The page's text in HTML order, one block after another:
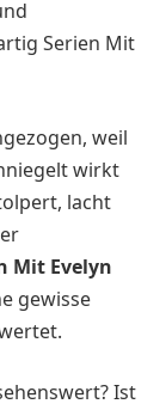
Serien Mit
weil
wirkt
lacht
Mit Evelyn
gewisse
Ist